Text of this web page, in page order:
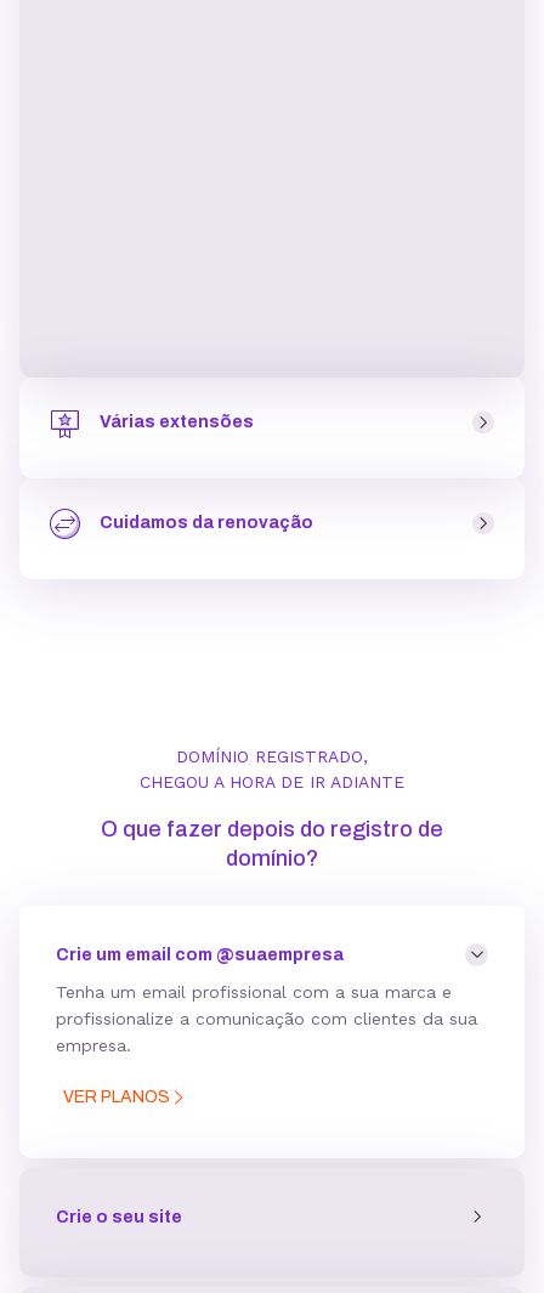
Várias extensões
“.com.br”, “.store”, entre outras). Na KingHost você pode
escolher entre mais de 40 opções
Cuidamos da renovação
DOMÍNIO REGISTRADO,
CHEGOU A HORA DE IR ADIANTE
O que fazer depois do registro de
domínio?
Crie um email com @suaempresa
Tenha um email profissional com a sua marca e
profissionalize a comunicação com clientes da sua
empresa.
VER PLANOS
Crie o seu site